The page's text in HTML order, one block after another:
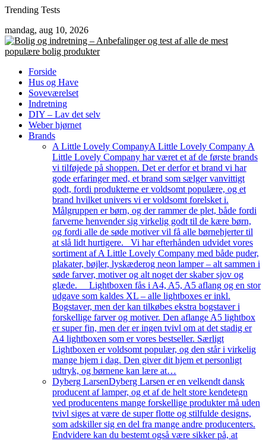
Skip
content
Trending Tests
mandag, aug 10, 2026
Forside
Hus og Have
Soveværelset
Indretning
DIY – Lav det selv
Weber hjørnet
Brands
A Little Lovely CompanyA Little Lovely Company A
Little Lovely Company har været et af de første brands
vi tilføjede på shoppen. Det er derfor et brand vi har
gode erfaringer med, et brand som sælger vanvittigt
godt, fordi produkterne er voldsomt populære, og et
brand hvilket univers vi er voldsomt forelsket i.
Målgruppen er børn, og der rammer de plet, både fordi
farverne henvender sig virkelig godt til de kære børn,
og fordi alle de søde motiver vil få alle børnehjerter til
at slå lidt hurtigere. Vi har efterhånden udvidet vores
sortiment af A Little Lovely Company med både puder,
plakater, bøjler, lyskæderog neon lamper – alt sammen i
søde farver, motiver og alt noget der skaber sjov og
glæde. Lightboxen fås i A4, A5, A5 aflang og en stor
udgave som kaldes XL – alle lightboxes er inkl.
Bogstaver, men der kan tilkøbes ekstra bogstaver i
forskellige farver og motiver. Den aflange A5 lightbox
er super fin, men der er ingen tvivl om at det stadig er
A4 lightboxen som er vores bestseller. Særligt
Lightboxen er voldsomt populær, og den står i virkelig
mange hjem i dag. Den giver dit hjem et personligt
udtryk, og børnene kan lære at…
Dyberg LarsenDyberg Larsen er en velkendt dansk
producent af lamper, og et af de helt store kendetegn
ved producentens mange forskellige produkter må uden
tvivl siges at være de super flotte og stilfulde designs,
som adskiller sig en del fra mange andre producenters.
Endvidere kan du bestemt også være sikker på, at